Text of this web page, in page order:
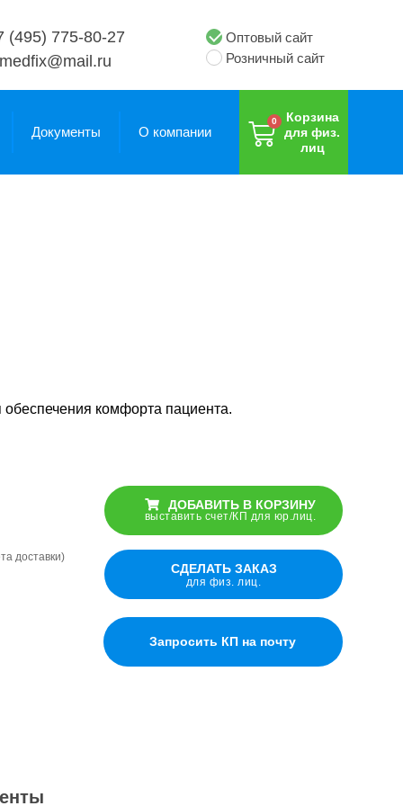
(495) 775-80-27
medfix@mail.ru
Оптовый сайт
Розничный сайт
Подушка
«Косточка»
универсальная
Подушка-
разделитель
для ног
Документы О компании
Корзина
для физ.
лиц
Подушка
«Косточка»
Подушка-
разделитель
для ног
комфорта пациента.
доставки)
ДОБАВИТЬ В КОРЗИНУ
выставить счет/КП для юр.лиц.
СДЕЛАТЬ ЗАКАЗ
для физ. лиц.
Запросить КП на почту